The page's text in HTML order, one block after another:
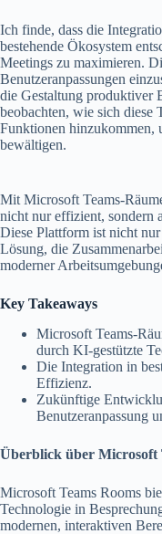
Ich finde, dass die
bestehende Ökosystem
Meetings zu maximieren.
Benutzeranpassungen
die Gestaltung produktiver
beobachten, wie sich diese
Funktionen hinzukommen,
bewältigen.
Mit Microsoft Teams-
nicht nur effizient, sondern
Diese Plattform ist nicht
Lösung, die
moderner
Key Takeaways
Microsoft Teams-
durch KI-gestützte
Die Integration in
Effizienz.
Zukünftige
Benutzeranpassung
Überblick über Microsoft
Microsoft Teams Rooms
Technologie in
modernen, interaktiven